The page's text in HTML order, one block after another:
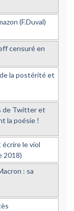
(F.Duval)
censuré en
la postérité et
de Twitter et
la poésie !
écrire le viol
2018)
: sa